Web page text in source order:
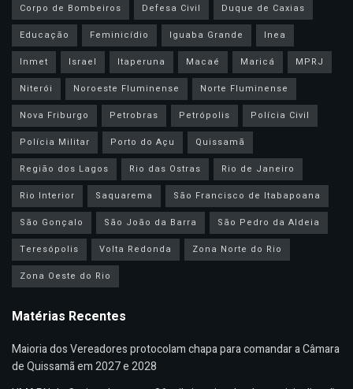
Corpo de Bombeiros
Defesa Civil
Duque de Caxias
Educação
Feminicídio Iguaba Grande
Inea
Inmet
Israel Itaperuna Macaé Maricá
MPRJ
Niterói
Noroeste Fluminense
Norte Fluminense
Nova Friburgo
Petrobras Petrópolis
Polícia Civil
Polícia Militar
Porto do Açu
Quissamã
Região dos Lagos
Rio das Ostras
Rio de Janeiro
Rio Interior
Saquarema
São Francisco de Itabapoana
São Gonçalo
São João da Barra
São Pedro da Aldeia
Teresópolis
Volta Redonda
Zona Norte do Rio
Zona Oeste do Rio
Matérias Recentes
Maioria dos Vereadores protocolam chapa para comandar a Câmara
de Quissamã em 2027 e 2028